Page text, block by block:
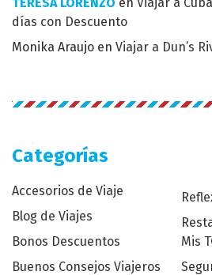
días con Descuento
Monika Araujo en Viajar a Dun’s
Categorías
Accesorios de Viaje
Blog de Viajes
Bonos Descuentos
Buenos Consejos Viajeros
Mis